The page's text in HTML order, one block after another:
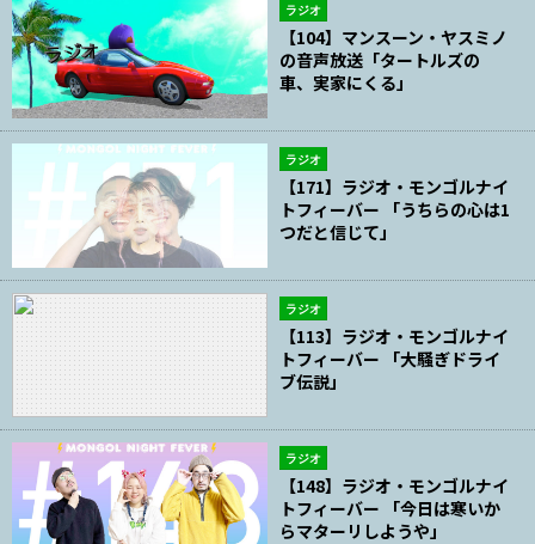
ラジオ
【104】マンスーン・ヤスミノ
の音声放送「タートルズの
車、実家にくる」
ラジオ
【171】ラジオ・モンゴルナイ
トフィーバー 「うちらの心は1
つだと信じて」
ラジオ
【113】ラジオ・モンゴルナイ
トフィーバー 「大騒ぎドライ
ブ伝説」
ラジオ
【148】ラジオ・モンゴルナイ
トフィーバー 「今日は寒いか
らマターリしようや」